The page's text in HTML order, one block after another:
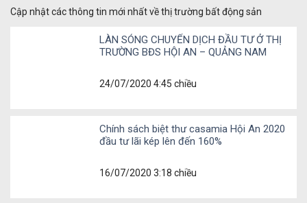
Cập nhật các thông tin mới nhất về thị trường bất động sản
LÀN SÓNG CHUYỂN DỊCH ĐẦU TƯ Ở THỊ
TRƯỜNG BĐS HỘI AN – QUẢNG NAM
24/07/2020 4:45 chiều
Chính sách biệt thư casamia Hội An 2020
đầu tư lãi kép lên đến 160%
16/07/2020 3:18 chiều